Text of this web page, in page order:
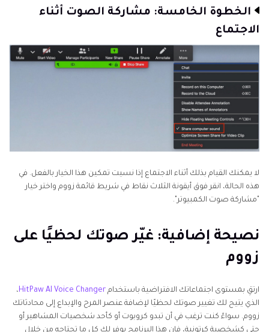
الخطوة الخامسة: مشاركة الصوت أثناء
الاجتماع
لا يمكنك القيام بذلك أثناء الاجتماع إذا نسيت تمكين هذا الخيار بالفعل. في
هذه الحالة، انقر فوق أيقونة الثلاث نقاط في شريط قائمة زووم واختر خيار
"مشاركة صوت الكمبيوتر".
نصيحة إضافية: غيّر صوتك لحظيًا على
زووم
ارتقِ بمستوى اجتماعاتك الافتراضية باستخدام HitPaw AI Voice Changer،
الذي يتيح لك تغيير صوتك لحظيًا لإضافة عنصر المرح والإبداع إلى محادثاتك
زووم. سواءً كنت ترغب في أن تبدو كروبوت أو كأحد شخصيات المشاهير أو
حتى كشخصية كرتونية، فإن هذا البرنامج يوفر لك كل ما تحتاجه من خلال